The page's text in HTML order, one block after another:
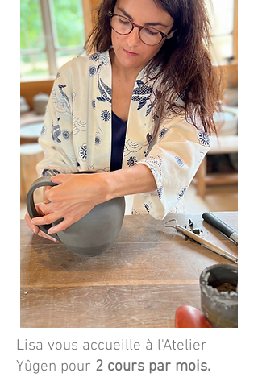
Lisa vous accueille à l'Atelier
Yûgen pour 2 cours par mois.